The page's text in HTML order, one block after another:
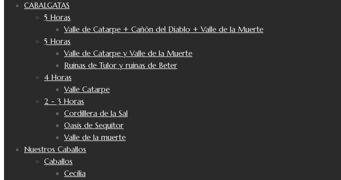
CABALGATAS
5 Horas
Valle de Catarpe + Cañón del Diablo + Valle de la Muerte
5 Horas
Valle de Catarpe y Valle de la Muerte
Ruinas de Tulor y ruinas de Beter
4 Horas
Valle Catarpe
2 - 3 Horas
Cordillera de la Sal
Oasis de Sequitor
Valle de la muerte
Nuestros Caballos
Caballos
Cecilia